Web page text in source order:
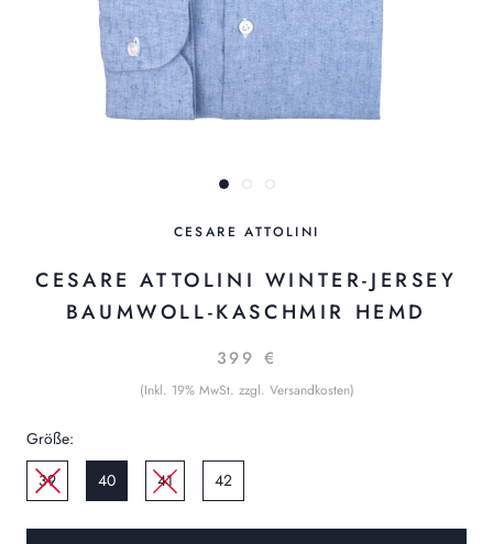
CESARE ATTOLINI
CESARE ATTOLINI WINTER-JERSEY
BAUMWOLL-KASCHMIR HEMD
399 €
(Inkl. 19% MwSt. zzgl. Versandkosten)
Größe:
39
40 41 42